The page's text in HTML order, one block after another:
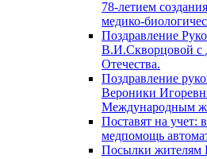
78-летием
медико-
Поздравление
В.И.Скворцовой с
Отечества.
Поздравление
Вероники
Международным
Поставят на учет:
медпомощь
Посылки жителям